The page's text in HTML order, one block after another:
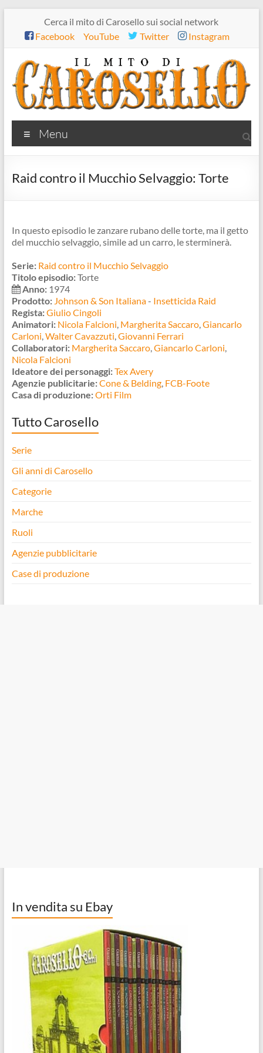
contenuto
Cerca il mito di Carosello sui social network
Facebook
YouTube Twitter Instagram
Il
mito
di
Menu
Raid contro il Mucchio Selvaggio: Torte
In questo episodio le zanzare rubano delle torte, ma il getto
del mucchio selvaggio, simile ad un carro, le sterminerà.
Serie: Raid contro il Mucchio Selvaggio
Titolo episodio:Torte
Anno:1974
Prodotto: Johnson & Son Italiana- Insetticida Raid
Regista:Giulio Cingoli
Animatori: Nicola Falcioni, Margherita Saccaro,Giancarlo
Carloni,Walter Cavazzuti,Giovanni Ferrari
Collaboratori: Margherita Saccaro,Giancarlo Carloni,
Nicola Falcioni
Ideatore dei personaggi:Tex Avery
Agenzie publicitarie:Cone & Belding, FCB-Foote
Casa di produzione:Orti Film
Tutto Carosello
Serie
Gli anni di Carosello
Categorie
Marche
Ruoli
Agenzie pubblicitarie
Case di produzione
In vendita su Ebay